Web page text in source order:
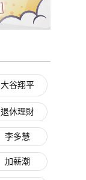
大谷翔平
退休理財
李多慧
加薪潮